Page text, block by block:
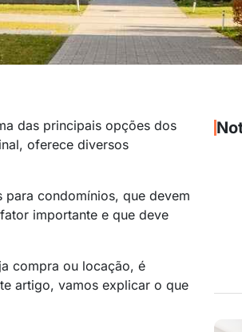
das principais opções dos
oferece diversos
para condomínios, que devem
importante e que deve
compra ou locação, é
artigo, vamos explicar o que